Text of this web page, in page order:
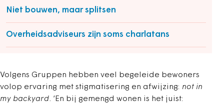
Niet bouwen, maar splitsen
Overheidsadviseurs zijn soms charlatans
Volgens Gruppen hebben veel begeleide bewoners
volop ervaring met stigmatisering en afwijzing: not in
my backyard. ‘En bij gemengd wonen is het juist: